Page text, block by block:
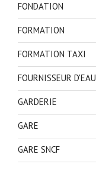
FONDATION
FORMATION
FORMATION TAXI
FOURNISSEUR D'EAU
GARDERIE
GARE
GARE SNCF